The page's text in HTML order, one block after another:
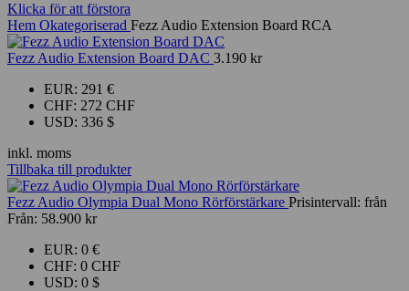
Klicka för att förstora
Hem Okategoriserad Fezz Audio Extension Board RCA
Fezz Audio Extension Board DAC 3.190 kr
EUR: 291 €
CHF: 272 CHF
USD: 336 $
inkl. moms
Tillbaka till produkter
Fezz Audio Olympia Dual Mono Rörförstärkare Prisintervall: från
Från: 58.900 kr
EUR: 0 €
CHF: 0 CHF
USD: 0 $